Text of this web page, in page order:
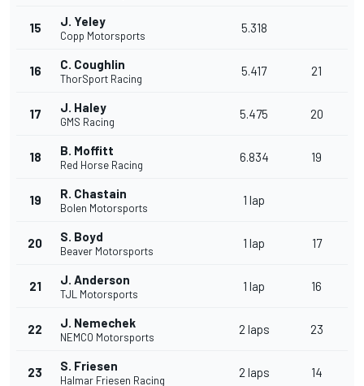
15 J. Yeley
Copp Motorsports
5.318
16 C. Coughlin
ThorSport Racing
5.417 21
17 J. Haley
GMS Racing
5.475 20
18 B. Moffitt
Red Horse Racing
6.834 19
19 R. Chastain
Bolen Motorsports
1 lap
20 S. Boyd
Beaver Motorsports
1 lap 17
21 J. Anderson
TJL Motorsports
1 lap 16
22 J. Nemechek
NEMCO Motorsports
2 laps 23
23 S. Friesen
Halmar Friesen Racing
2 laps 14